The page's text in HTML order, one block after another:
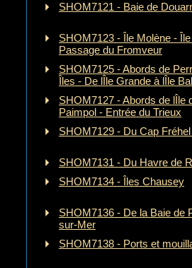
SHOM7121 - Baie de
SHOM7123 - Île Molène -
Passage du Fromveur
SHOM7125 - Abords de
Îles - De lÎle Grande à lÎle
SHOM7127 - Abords de lÎle
Paimpol - Entrée du Trieux
SHOM7129 - Du Cap
SHOM7131 - Du Havre de
SHOM7134 - Îles Chausey
SHOM7136 - De la Baie de
sur-Mer
SHOM7138 - Ports et